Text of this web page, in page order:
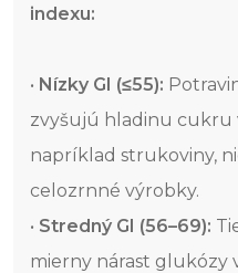
indexu:
• Nízky GI (≤55):
zvyšujú hladinu cukru
napríklad strukoviny,
celozrnné výrobky.
• Stredný GI (56–69):
mierny nárast glukózy